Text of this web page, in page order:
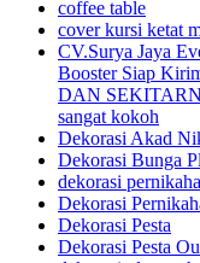
coffee table
cover kursi ketat
CV.Surya Jaya
Booster Siap
DAN
sangat kokoh
Dekorasi Akad
Dekorasi Bunga
dekorasi
Dekorasi
Dekorasi Pesta
Dekorasi Pesta